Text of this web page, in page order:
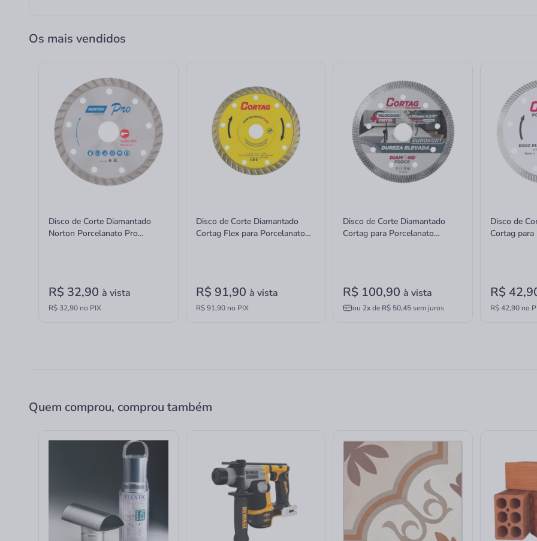
Os mais vendidos
Disco de Corte Diamantado
Norton Porcelanato Pro
R$ 32,90 à vista
R$ 32,90 no PIX
Disco de Corte Diamantado
Cortag Flex para Porcelanato
R$ 91,90 à vista
R$ 91,90 no PIX
Disco de Corte Diamantado
Cortag para Porcelanato
R$ 100,90à vista
ou 2xde R$ 50,45sem juros
Disco de
Cortag
R$
R$ 42,90 no
Quem comprou, comprou também